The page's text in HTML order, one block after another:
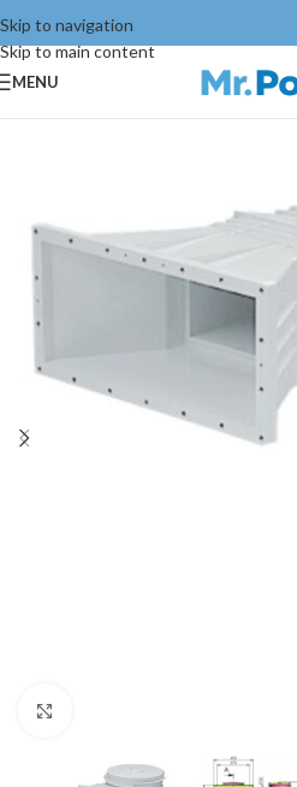
Skip to navigation
Skip to main content
MENU